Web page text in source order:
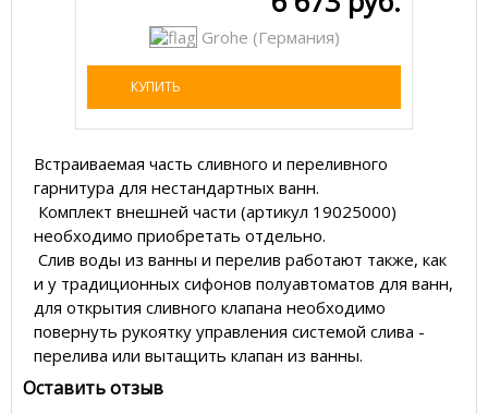
Grohe (Германия)
КУПИТЬ
Встраиваемая часть сливного и переливного
гарнитура для нестандартных ванн.
Комплект внешней части (артикул 19025000)
необходимо приобретать отдельно.
Слив воды из ванны и перелив работают также, как
и у традиционных сифонов полуавтоматов для ванн,
для открытия сливного клапана необходимо
повернуть рукоятку управления системой слива -
перелива или вытащить клапан из ванны.
Оставить отзыв